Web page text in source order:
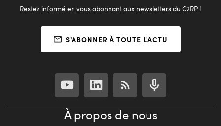
Restez informé en vous abonnant aux newsletters du C2RP !
S'ABONNER À TOUTE L'ACTU
À propos de nous